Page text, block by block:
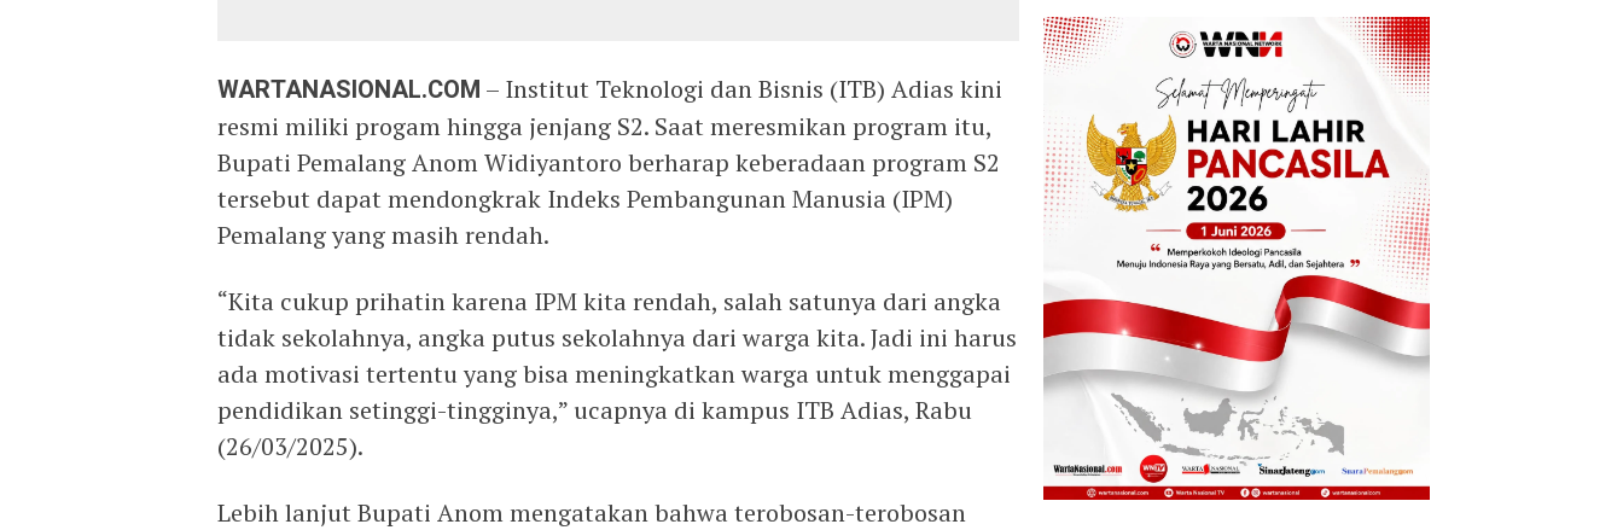
WARTANASIONAL.COM – Institut Teknologi dan Bisnis (ITB) Adias kini
resmi miliki progam hingga jenjang S2. Saat meresmikan program itu,
Bupati Pemalang Anom Widiyantoro berharap keberadaan program S2
tersebut dapat mendongkrak Indeks Pembangunan Manusia (IPM)
Pemalang yang masih rendah.
“Kita cukup prihatin karena IPM kita rendah, salah satunya dari angka
tidak sekolahnya, angka putus sekolahnya dari warga kita. Jadi ini harus
ada motivasi tertentu yang bisa meningkatkan warga untuk menggapai
pendidikan setinggi-tingginya,” ucapnya di kampus ITB Adias, Rabu
(26/03/2025).
Lebih lanjut Bupati Anom mengatakan bahwa terobosan-terobosan